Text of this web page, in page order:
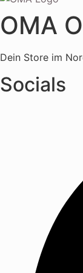
OMA
Dein Store im
Socials